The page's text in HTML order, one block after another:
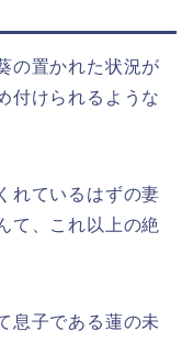
の置かれた状況が
付けられるような
れているはずの妻
て、これ以上の絶
息子である蓮の未